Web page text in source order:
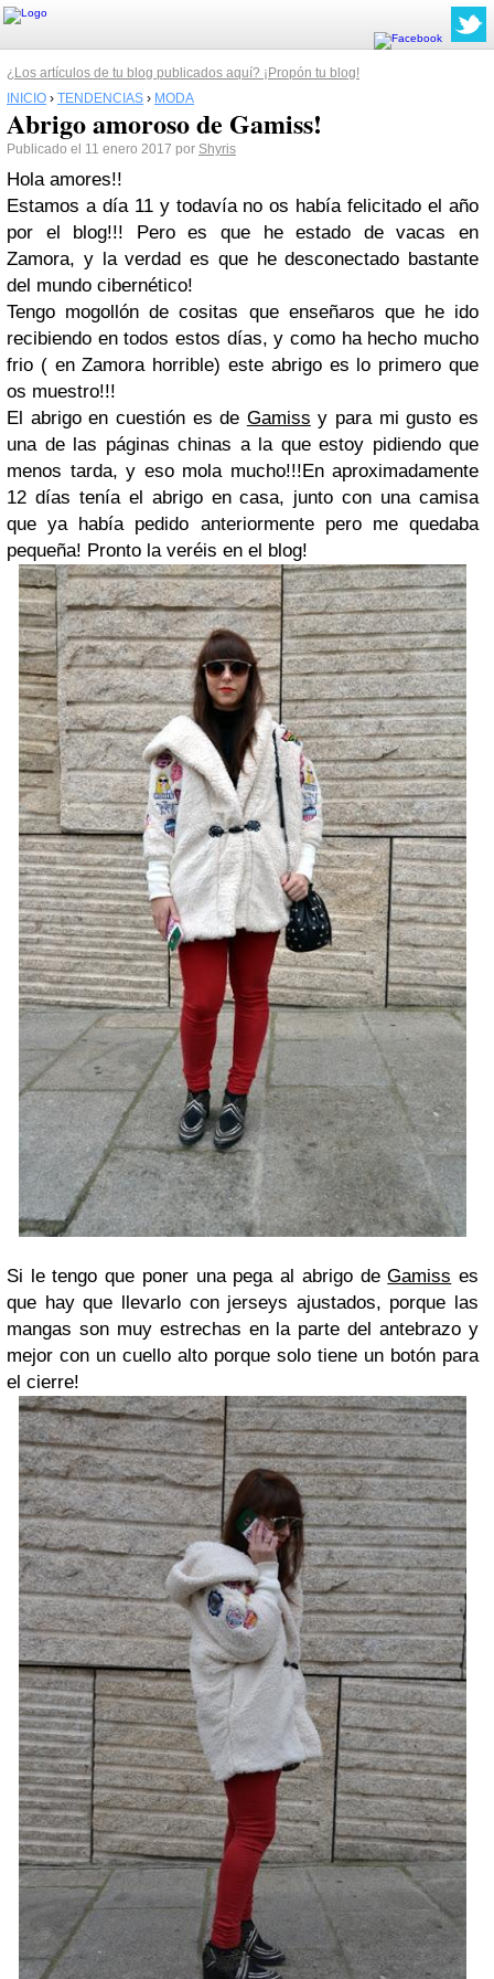
¿Los artículos de tu blog publicados aquí? ¡Propón tu blog!
INICIO › TENDENCIAS › MODA
Abrigo amoroso de Gamiss!
Publicado el 11 enero 2017 por Shyris
Hola amores!!
Estamos a día 11 y todavía no os había felicitado el año
por el blog!!! Pero es que he estado de vacas en
Zamora, y la verdad es que he desconectado bastante
del mundo cibernético!
Tengo mogollón de cositas que enseñaros que he ido
recibiendo en todos estos días, y como ha hecho mucho
frio ( en Zamora horrible) este abrigo es lo primero que
os muestro!!!
El abrigo en cuestión es de Gamiss y para mi gusto es
una de las páginas chinas a la que estoy pidiendo que
menos tarda, y eso mola mucho!!!En aproximadamente
12 días tenía el abrigo en casa, junto con una camisa
que ya había pedido anteriormente pero me quedaba
pequeña! Pronto la veréis en el blog!
Si le tengo que poner una pega al abrigo deGamiss es
que hay que llevarlo con jerseys ajustados, porque las
mangas son muy estrechas en la parte del antebrazo y
mejor con un cuello alto porque solo tiene un botón para
el cierre!